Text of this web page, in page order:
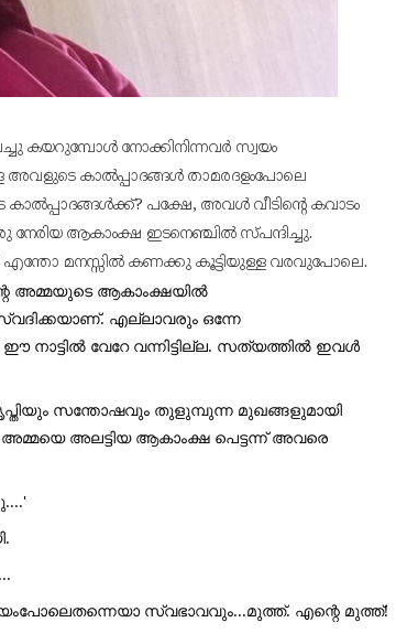
കയറുമ്പോൾ നോക്കിനിന്നവർ സ്വയം
അവളുടെ കാൽപ്പാദങ്ങൾ താമരദളംപോലെ
കാൽപ്പാദങ്ങൾക്ക്? പക്ഷേ, അവൾ വീടിന്റെ കവാടം
ആകാംക്ഷ ഇടനെഞ്ചിൽ സ്പന്ദിച്ചു.
എന്തോ മനസ്സിൽ കണക്കു കൂട്ടിയുള്ള വരവുപോലെ.
അമ്മയുടെ ആകാംക്ഷയിൽ
എല്ലാവരും ഒന്നേ
ഈ നാട്ടിൽ വേറേ വന്നിട്ടില്ല. സത്യത്തിൽ ഇവൾ
സന്തോഷവും തുളുമ്പുന്ന മുഖങ്ങളുമായി
അലട്ടിയ ആകാംക്ഷ പെട്ടന്ന് അവരെ
സ്വഭാവവും...മുത്ത്. എന്റെ മുത്ത്!